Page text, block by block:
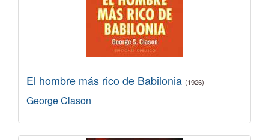
El hombre más rico de Babilonia (1926)
George Clason